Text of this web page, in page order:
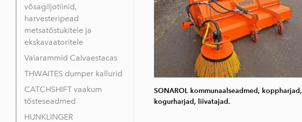
võsagiljotiinid,
harvesteripead
metsatõstukitele ja
ekskavaatoritele
Vaiarammid Calvaestacas
THWAITES dumper kallurid
CATCHSHIFT vaakum
tõsteseadmed
HUNKLINGER
SONAROL kommunaalseadmed, koppharjad,
kogurharjad, liivatajad.